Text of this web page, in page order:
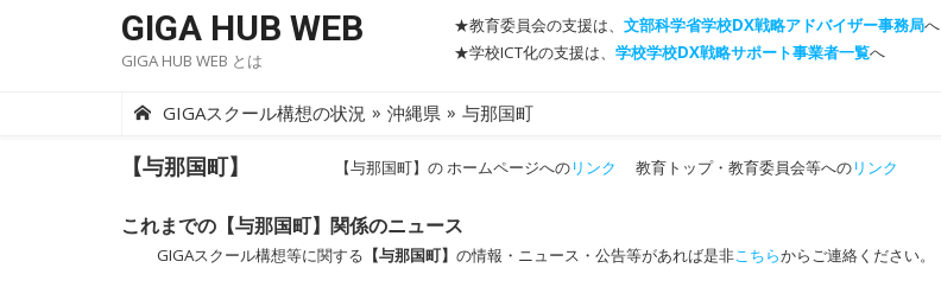
GIGA HUB WEB
GIGA HUB WEB とは
★教育委員会の支援は、 文部科学省学校DX戦略アドバイザー事務局へ
★学校ICT化の支援は、 学校学校DX戦略サポート事業者一覧へ
GIGAスクール構想の状況 » 沖縄県 » 与那国町
【与那国町】 【与那国町】の ホームページへのリンク 教育トップ・教育委員会等へのリンク
これまでの【与那国町】関係のニュース
GIGAスクール構想等に関する 【与那国町】 の情報・ニュース・公告等があれば是非こちらからご連絡ください。